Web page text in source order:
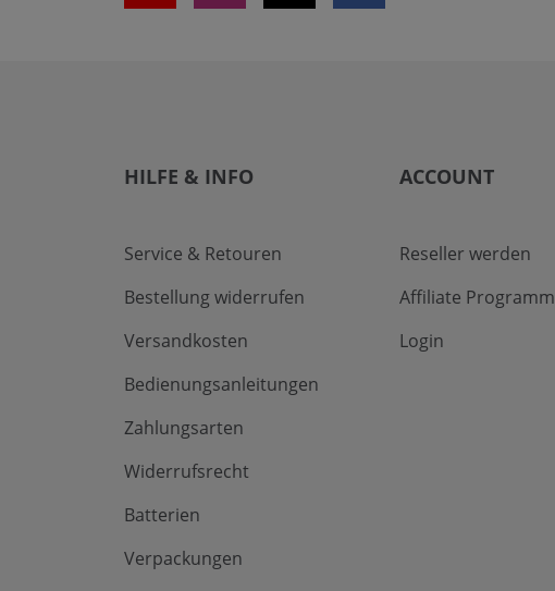
HILFE & INFO
Service & Retouren
Bestellung widerrufen
Versandkosten
Bedienungsanleitungen
Zahlungsarten
Widerrufsrecht
Batterien
Verpackungen
ACCOUNT
Reseller werden
Affiliate Programm
Login